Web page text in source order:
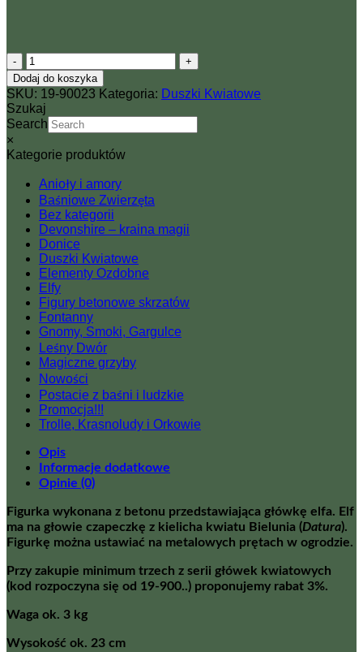
ilość
Duszek
kwiatowy
-
Bieluń
(główka)
Dodaj do koszyka
SKU: 19-90023 Kategoria: Duszki Kwiatowe
Szukaj
Search
×
Kategorie produktów
Anioły i amory
Baśniowe Zwierzęta
Bez kategorii
Devonshire – kraina magii
Donice
Duszki Kwiatowe
Elementy Ozdobne
Elfy
Figury betonowe skrzatów
Fontanny
Gnomy, Smoki, Gargulce
Leśny Dwór
Magiczne grzyby
Nowości
Postacie z baśni i ludzkie
Promocja!!!
Trolle, Krasnoludy i Orkowie
Opis
Informacje dodatkowe
Opinie (0)
Figurka wykonana z betonu przedstawiająca główkę elfa. Elf
ma na głowie czapeczkę z kielicha kwiatu Bielunia (Datura).
Figurkę można ustawiać na metalowych prętach w ogrodzie.
Przy zakupie minimum trzech z serii główek kwiatowych
(kod rozpoczyna się od 19-900..) proponujemy rabat 3%.
Waga ok. 3 kg
Wysokość ok. 23 cm